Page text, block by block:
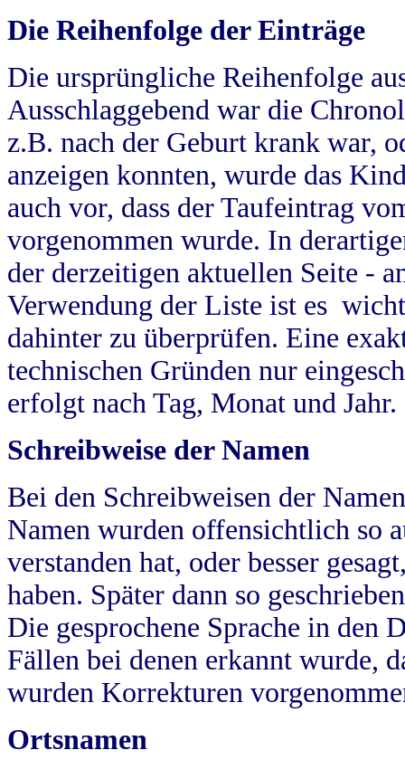
Die Reihenfolge der Einträge
Die ursprüngliche Reihenfolge
Ausschlaggebend war die
z.B. nach der Geburt krank war,
anzeigen konnten, wurde das
auch vor, dass der Taufeintrag
vorgenommen wurde. In
der derzeitigen aktuellen Seite -
Verwendung der Liste ist es
dahinter zu überprüfen. Eine
technischen Gründen nur
erfolgt nach Tag, Monat und Jahr.
Schreibweise der Namen
Bei den Schreibweisen der
Namen wurden offensichtlich so
verstanden hat, oder besser
haben. Später dann so
Die gesprochene Sprache in
Fällen bei denen erkannt wurde,
wurden Korrekturen
Ortsnamen